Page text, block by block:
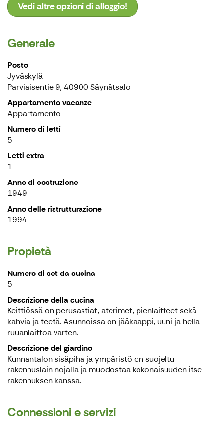
Vedi altre opzioni di alloggio!
Generale
Posto
Jyväskylä
Parviaisentie 9, 40900 Säynätsalo
Appartamento vacanze
Appartamento
Numero di letti
5
Letti extra
1
Anno di costruzione
1949
Anno delle ristrutturazione
1994
Propietà
Numero di set da cucina
5
Descrizione della cucina
Keittiössä on perusastiat, aterimet, pienlaitteet sekä
kahvia ja teetä. Asunnoissa on jääkaappi, uuni ja hella
ruuanlaittoa varten.
Descrizione del giardino
Kunnantalon sisäpiha ja ympäristö on suojeltu
rakennuslain nojalla ja muodostaa kokonaisuuden itse
rakennuksen kanssa.
Connessioni e servizi